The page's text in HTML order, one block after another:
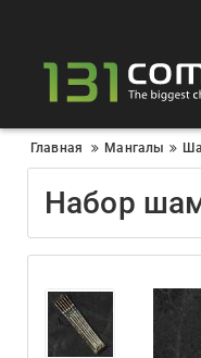
Главная Мангалы
Набор